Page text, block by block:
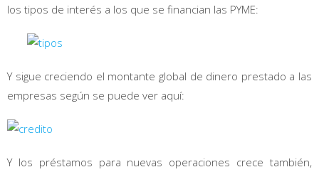
los tipos de interés a los que se financian las PYME:
Y sigue creciendo el montante global de dinero prestado a las
empresas según se puede ver aquí:
Y los préstamos para nuevas operaciones crece también,